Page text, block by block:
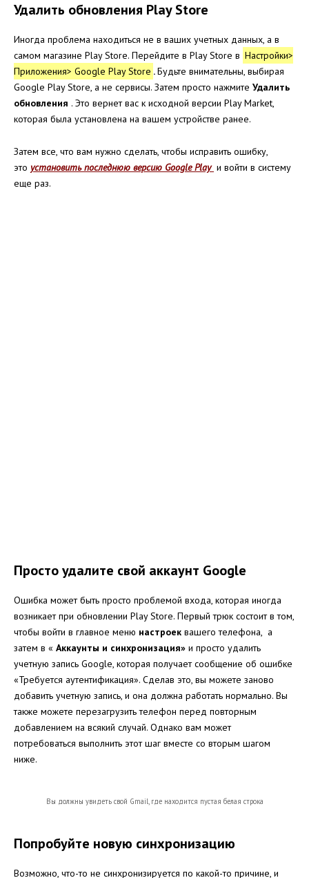
Удалить обновления Play Store
Иногда проблема находиться не в ваших учетных данных, а в
самом магазине Play Store. Перейдите в Play Store в Настройки>
Приложения> Google Play Store .Будьте внимательны, выбирая
Google Play Store, а не сервисы. Затем просто нажмите Удалить
обновления . Это вернет вас к исходной версии Play Market,
которая была установлена ​​на вашем устройстве ранее.
Затем все, что вам нужно сделать, чтобы исправить ошибку,
это установить последнюю версию Google Play и войти в систему
еще раз.
Просто удалите свой аккаунт Google
Ошибка может быть просто проблемой входа, которая иногда
возникает при обновлении Play Store. Первый трюк состоит в том,
чтобы войти в главное меню настроек вашего телефона, а
затем в « Аккаунты и синхронизация» и просто удалить
учетную запись Google, которая получает сообщение об ошибке
«Требуется аутентификация». Сделав это, вы можете заново
добавить учетную запись, и она должна работать нормально. Вы
также можете перезагрузить телефон перед повторным
добавлением на всякий случай. Однако вам может
потребоваться выполнить этот шаг вместе со вторым шагом
ниже.
Вы должны увидеть свой Gmail, где находится пустая белая строка
Попробуйте новую синхронизацию
Возможно, что-то не синхронизируется по какой-то причине, и